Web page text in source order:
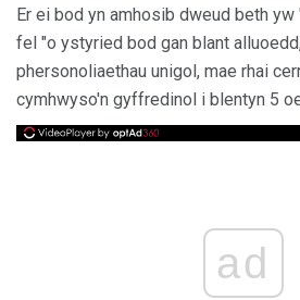
Er ei bod yn amhosib dweud beth
fel "o ystyried bod gan blant
phersonoliaethau unigol, mae rhai
cymhwyso'n gyffredinol i blentyn 5
ad